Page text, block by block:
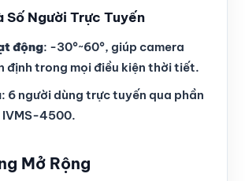
Số Người Trực Tuyến
động: -30°~60°, giúp camera
định trong mọi điều kiện thời tiết.
: 6 người dùng trực tuyến qua phần
IVMS-4500.
Mở Rộng